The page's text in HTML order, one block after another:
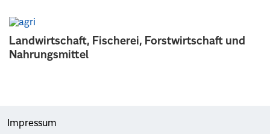
Landwirtschaft, Fischerei, Forstwirtschaft und
Nahrungsmittel
Impressum